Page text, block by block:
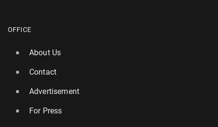
OFFICE
About Us
Contact
Advertisement
For Press